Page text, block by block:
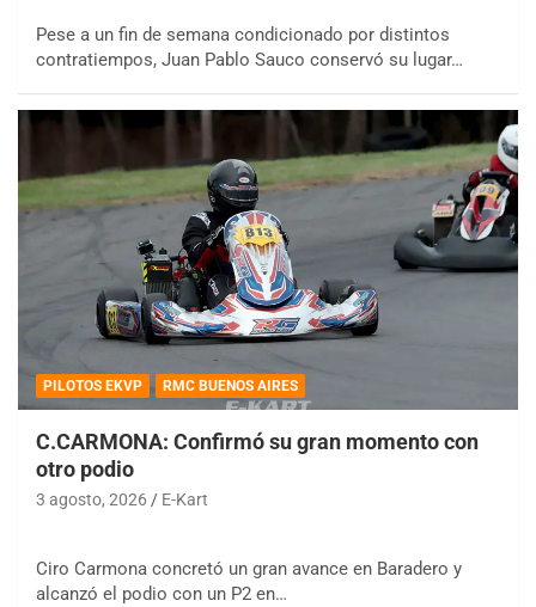
Pese a un fin de semana condicionado por distintos
contratiempos, Juan Pablo Sauco conservó su lugar…
PILOTOS EKVP RMC BUENOS AIRES
C.CARMONA: Confirmó su gran momento con
otro podio
3 agosto, 2026 E-Kart
Ciro Carmona concretó un gran avance en Baradero y
alcanzó el podio con un P2 en…
08/09-AGO